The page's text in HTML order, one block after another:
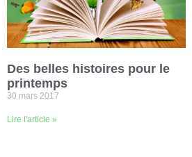
Des belles histoires pour le
printemps
30 mars 2017
Lire l'article »